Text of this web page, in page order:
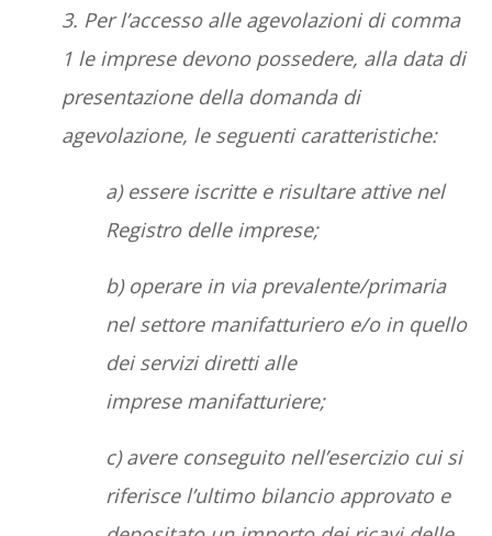
3. Per l’accesso alle agevolazioni di comma
1 le imprese devono possedere, alla data di
presentazione della domanda di
agevolazione, le seguenti caratteristiche:
a) essere iscritte e risultare attive nel
Registro delle imprese;
b) operare in via prevalente/primaria
nel settore manifatturiero e/o in quello
dei servizi diretti alle
imprese manifatturiere;
c) avere conseguito nell’esercizio cui si
riferisce l’ultimo bilancio approvato e